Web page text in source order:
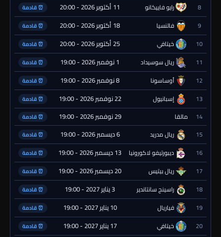
8 رايو فاييكانو 11 أكتوبر 2026 - 20:00 ⏰ قادمة
9 فالنسيا 18 أكتوبر 2026 - 20:00 ⏰ قادمة
10 خيتافي 25 أكتوبر 2026 - 20:00 ⏰ قادمة
11 ريال سوسيداد 1 نوفمبر 2026 - 19:00 ⏰ قادمة
12 أوساسونا 8 نوفمبر 2026 - 19:00 ⏰ قادمة
13 إسبانيول 22 نوفمبر 2026 - 19:00 ⏰ قادمة
14 مالقا 29 نوفمبر 2026 - 19:00 ⏰ قادمة
15 ريال مدريد 6 ديسمبر 2026 - 19:00 ⏰ قادمة
16 ديبورتيفو لاكورونيا 13 ديسمبر 2026 - 19:00 ⏰ قادمة
17 ريال بيتيس 20 ديسمبر 2026 - 19:00 ⏰ قادمة
18 راسينج سانتاندير 3 يناير 2027 - 19:00 ⏰ قادمة
19 فياريال 10 يناير 2027 - 19:00 ⏰ قادمة
20 خيتافي 17 يناير 2027 - 19:00 ⏰ قادمة